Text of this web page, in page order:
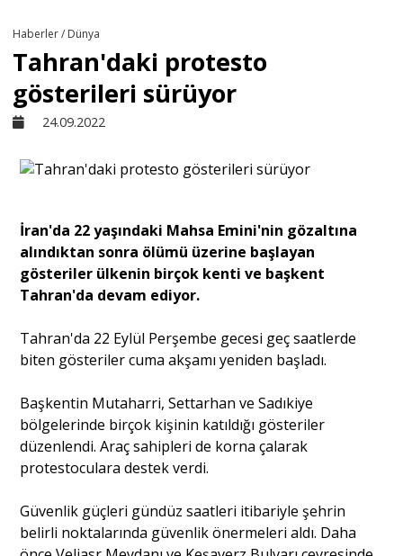
Derkenar
Ekonomi
Yorum - Analiz
Söyleşi
Portre
Haberler / Dünya
Tahran'daki protesto
gösterileri sürüyor
24.09.2022
İran'da 22 yaşındaki Mahsa Emini'nin gözaltına
alındıktan sonra ölümü üzerine başlayan
gösteriler ülkenin birçok kenti ve başkent
Tahran'da devam ediyor.
Tahran'da 22 Eylül Perşembe gecesi geç saatlerde
biten gösteriler cuma akşamı yeniden başladı.
Başkentin Mutaharri, Settarhan ve Sadıkiye
bölgelerinde birçok kişinin katıldığı gösteriler
düzenlendi. Araç sahipleri de korna çalarak
protestoculara destek verdi.
Güvenlik güçleri gündüz saatleri itibariyle şehrin
belirli noktalarında güvenlik önermeleri aldı. Daha